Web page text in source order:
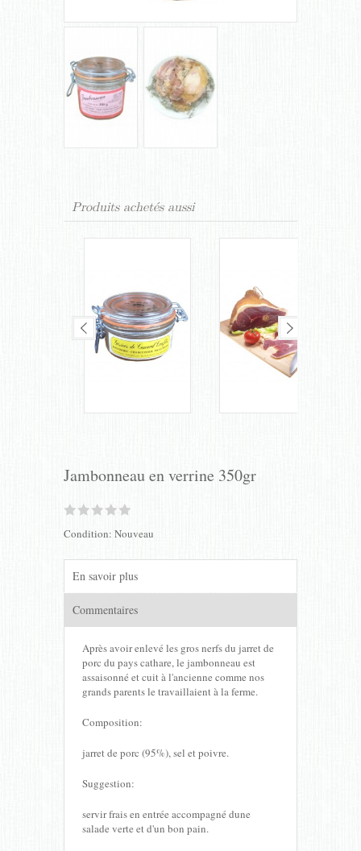
Produits achetés aussi
Jambonneau en verrine 350gr
Condition: Nouveau
En savoir plus
Commentaires
Après avoir enlevé les gros nerfs du jarret de
porc du pays cathare, le jambonneau est
assaisonné et cuit à l'ancienne comme nos
grands parents le travaillaient à la ferme.
Composition:
jarret de porc (95%), sel et poivre.
Suggestion:
servir frais en entrée accompagné dune
salade verte et d'un bon pain.